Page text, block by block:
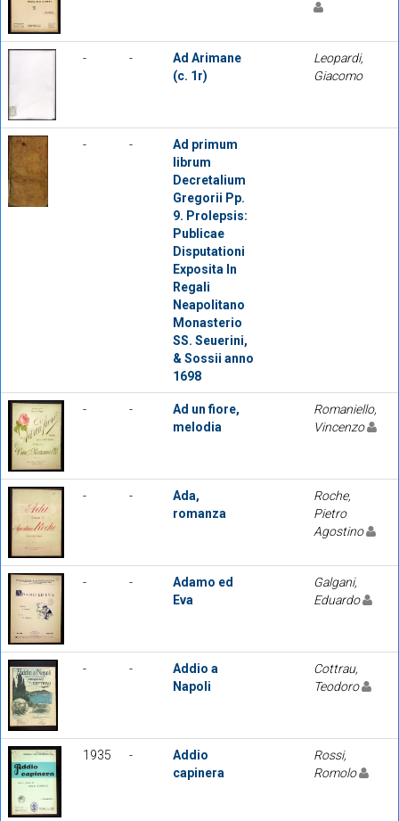
- -
Ad Arimane
(c. 1r)
Leopardi,
Giacomo
- -
Ad primum
librum
Decretalium
Gregorii Pp.
9. Prolepsis:
Publicae
Disputationi
Exposita In
Regali
Neapolitano
Monasterio
SS. Seuerini,
& Sossii anno
1698
- -
Ad un fiore,
melodia
Romaniello,
Vincenzo
- -
Ada,
romanza
Roche,
Pietro
Agostino
- -
Adamo ed
Eva
Galgani,
Eduardo
- -
Addio a
Napoli
Cottrau,
Teodoro
1935 -
Addio
capinera
Rossi,
Romolo